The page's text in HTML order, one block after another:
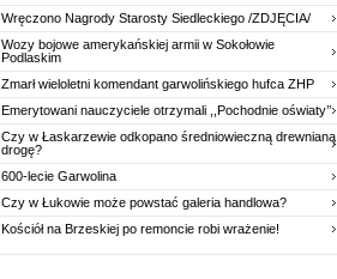
Wręczono Nagrody Starosty Siedleckiego /ZDJĘCIA/
Wozy bojowe amerykańskiej armii w Sokołowie
Podlaskim
Zmarł wieloletni komendant garwolińskiego hufca ZHP
Emerytowani nauczyciele otrzymali ,,Pochodnie oświaty’’
Czy w Łaskarzewie odkopano średniowieczną drewnianą
drogę?
600-lecie Garwolina
Czy w Łukowie może powstać galeria handlowa?
Kościół na Brzeskiej po remoncie robi wrażenie!